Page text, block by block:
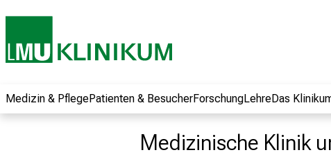
Medizin & PflegePatienten & BesucherForschungLehreDas
Medizinische Klinik
Informationen zu
Jobs, Ausbildungen
Weiterbildungen.
Kommen Sie